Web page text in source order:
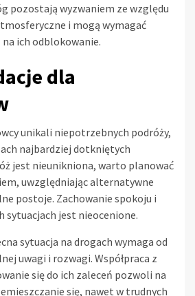
pozostają wyzwaniem ze względu
i mogą wymagać
ich odblokowanie.
dla
unikali niepotrzebnych podróży,
najbardziej dotkniętych
jest nieunikniona, warto planować
uwzględniając alternatywne
postoje. Zachowanie spokoju i
sytuacjach jest nieocenione.
sytuacja na drogach wymaga od
uwagi i rozwagi. Współpraca z
się do ich zaleceń pozwoli na
się, nawet w trudnych